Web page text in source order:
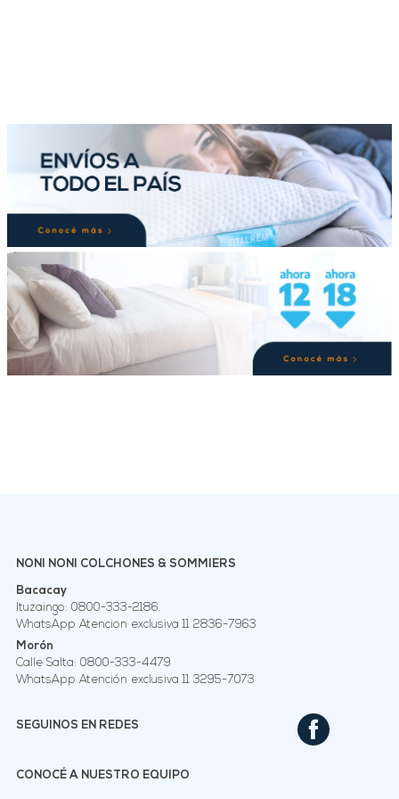
33 cm Resortes 1 Lado
cm ) Kingkoil Kingsbury
Una base de gran equilibrio debido a
su estructura de resortes Pocket, se
conjuga con el encanto de una base
suave, ofre...
No Disponible
-44 %
Espuma 130 Kg
140 X 190 cm
85600
775.200 00
Agregar Al Carrito